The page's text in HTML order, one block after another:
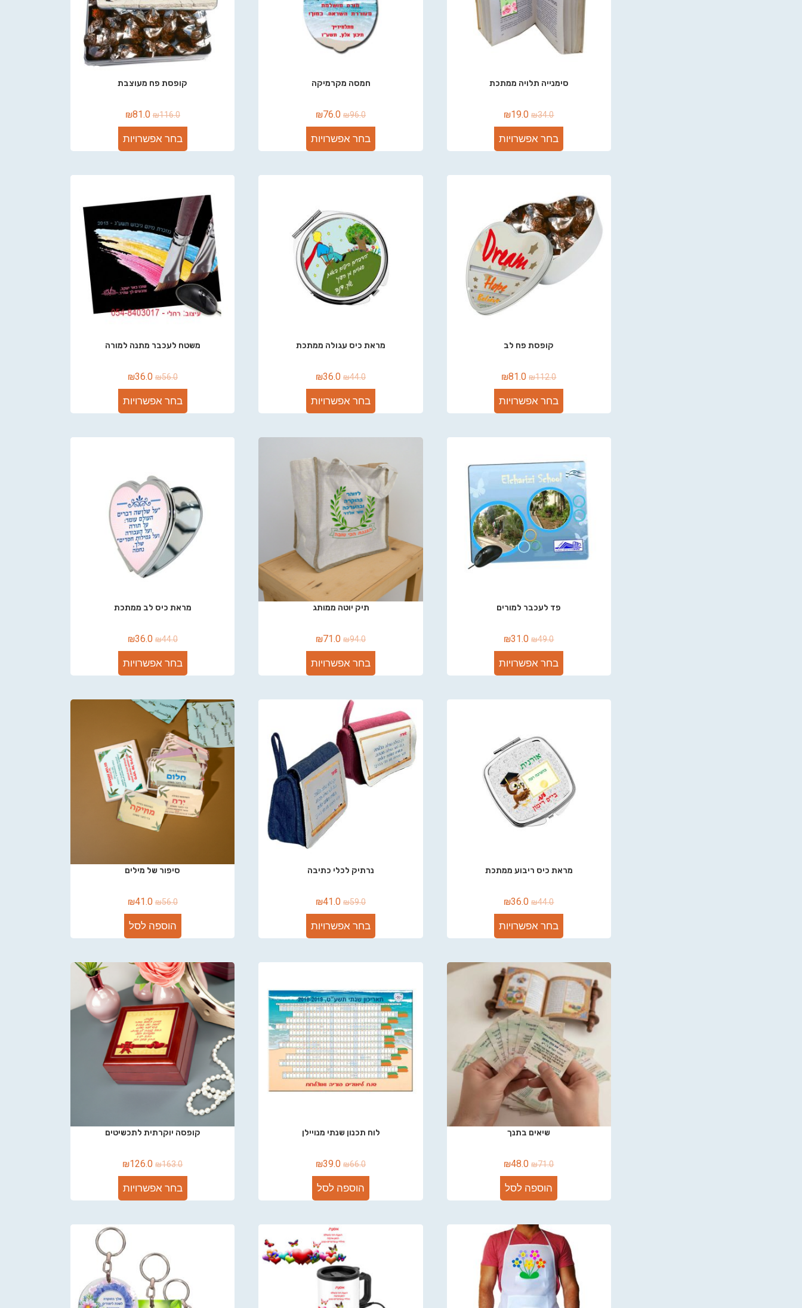
סימנייה תלויה ממתכת
₪34.0
₪19.0
בחר אפשרויות
חמסה מקרמיקה
₪96.0
₪76.0
בחר אפשרויות
קופסת פח מעוצבת
₪116.0
₪81.0
בחר אפשרויות
קופסת פח לב
₪112.0
₪81.0
בחר אפשרויות
מראת כיס עגולה ממתכת
₪44.0
₪36.0
בחר אפשרויות
משטח לעכבר מתנה למורה
₪56.0
₪36.0
בחר אפשרויות
פד לעכבר למורים
₪49.0
₪31.0
בחר אפשרויות
תיק יוטה ממותג
₪94.0
₪71.0
בחר אפשרויות
מראת כיס לב ממתכת
₪44.0
₪36.0
בחר אפשרויות
מראת כיס ריבוע ממתכת
₪44.0
₪36.0
בחר אפשרויות
נרתיק לכלי כתיבה
₪59.0
₪41.0
בחר אפשרויות
סיפור של מילים
₪56.0
₪41.0
הוספה לסל
שיאים בתנך
₪71.0
₪48.0
הוספה לסל
לוח תכנון שנתי מנויילן
₪66.0
₪39.0
הוספה לסל
קופסה יוקרתית לתכשיטים
₪163.0
₪126.0
בחר אפשרויות